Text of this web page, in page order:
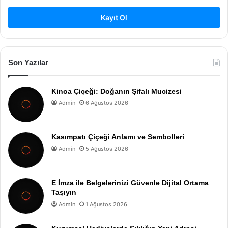
Kayıt Ol
Son Yazılar
Kinoa Çiçeği: Doğanın Şifalı Mucizesi
Admin 6 Ağustos 2026
Kasımpatı Çiçeği Anlamı ve Sembolleri
Admin 5 Ağustos 2026
E İmza ile Belgelerinizi Güvenle Dijital Ortama
Taşıyın
Admin 1 Ağustos 2026